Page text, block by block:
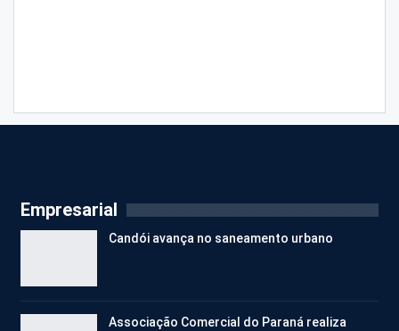
Empresarial
Candói avança no saneamento urbano
Associação Comercial do Paraná realiza